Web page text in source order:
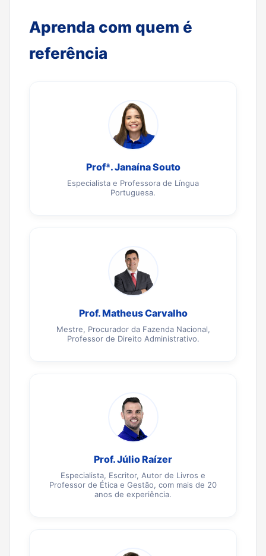
Aprenda com quem é
referência
Profª. Janaína Souto
Especialista e Professora de Língua
Portuguesa.
Prof. Matheus Carvalho
Mestre, Procurador da Fazenda Nacional,
Professor de Direito Administrativo.
Prof. Júlio Raízer
Especialista, Escritor, Autor de Livros e
Professor de Ética e Gestão, com mais de 20
anos de experiência.